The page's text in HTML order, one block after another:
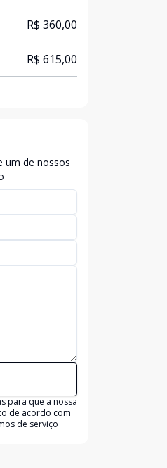
R$ 360,00
R$ 615,00
um de nossos
para que a nossa
de acordo com
de serviço